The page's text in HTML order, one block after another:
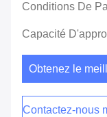
Conditions De
Capacité
Obtenez le
Contactez-nous